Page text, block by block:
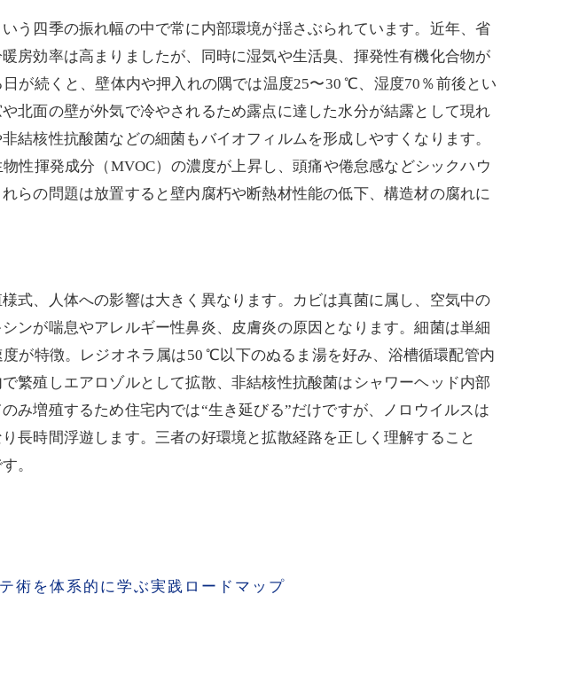
う四季の振れ幅の中で常に内部環境が揺さぶられています。近年、省
房効率は高まりましたが、同時に湿気や生活臭、揮発性有機化合物が
が続くと、壁体内や押入れの隅では温度25〜30 ℃、湿度70％前後とい
北面の壁が外気で冷やされるため露点に達した水分が結露として現れ
結核性抗酸菌などの細菌もバイオフィルムを形成しやすくなります。
性揮発成分（MVOC）の濃度が上昇し、頭痛や倦怠感などシックハウ
らの問題は放置すると壁内腐朽や断熱材性能の低下、構造材の腐れに
式、人体への影響は大きく異なります。カビは真菌に属し、空気中の
ンが喘息やアレルギー性鼻炎、皮膚炎の原因となります。細菌は単細
が特徴。レジオネラ属は50 ℃以下のぬるま湯を好み、浴槽循環配管内
繁殖しエアロゾルとして拡散、非結核性抗酸菌はシャワーヘッド内部
み増殖するため住宅内では“生き延びる”だけですが、ノロウイルスは
長時間浮遊します。三者の好環境と拡散経路を正しく理解すること
。
術を体系的に学ぶ実践ロードマップ